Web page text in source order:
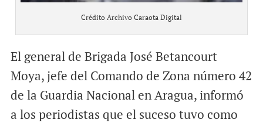
Crédito Archivo Caraota Digital
El general de Brigada José Betancourt
Moya, jefe del Comando de Zona número 42
de la Guardia Nacional en Aragua, informó
a los periodistas que el suceso tuvo como